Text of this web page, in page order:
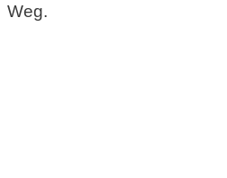
Weg.